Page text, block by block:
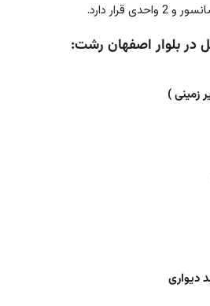
دربلوار اصفهان رشت:
زمینی )
دیواری